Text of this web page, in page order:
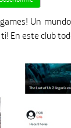
Un
En este club